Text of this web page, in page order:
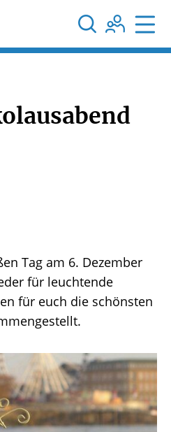
 
Tag am 6. Dezember
für leuchtende
für euch die schönsten